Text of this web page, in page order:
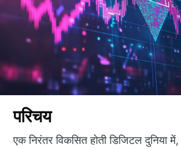
परिचय
एक निरंतर विकसित होती डिजिटल दुनिया में,